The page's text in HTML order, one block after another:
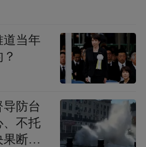
道当年
防台
、不托
果断转